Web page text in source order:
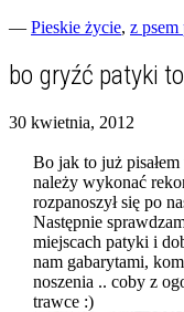
— Pieskie życie, z
bo gryźć patyki
30 kwietnia, 2012
Bo jak to już
należy wykonać
rozpanoszył się po
Następnie
miejscach patyki i
nam gabarytami,
noszenia .. coby z
trawce :)